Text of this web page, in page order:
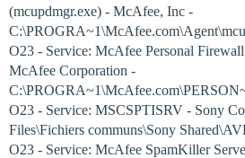
(mcupdmgr.exe) - McAfee, Inc -
O23 - Service: McAfee Personal
McAfee Corporation -
O23 - Service: MSCSPTISRV - Sony
Files\Fichiers communs\Sony
O23 - Service: McAfee SpamKiller